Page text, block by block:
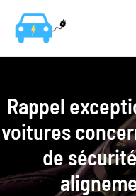
contenu
Rappel
voitures
de